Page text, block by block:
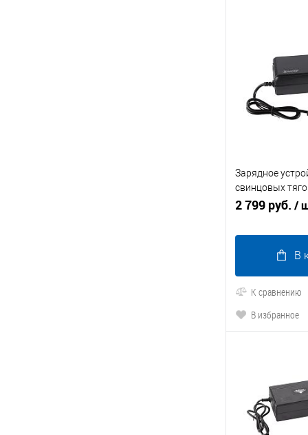
Зарядное
свинцовых
аккумуляторов
2 799 руб. /
В
К сравнению
В избранное